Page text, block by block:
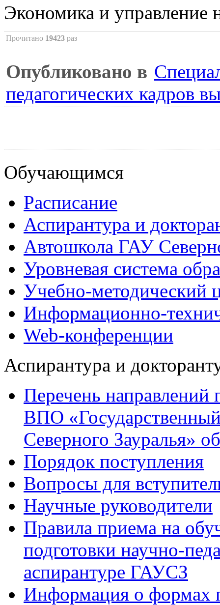
Экономика и управление
Прочитано 19423 раз
Опубликовано в
педагогических кадров
Обучающимся
Расписание
Аспирантура и
Автошкола ГАУ
Уровневая система
Учебно-методический
Информационно-
Web-конференции
Аспирантура и
Перечень
ВПО
Северного Зауралья»
Порядок поступления
Вопросы для
Научные руководители
Правила приема на
подготовки научно-
аспирантуре ГАУСЗ
Информация о формах